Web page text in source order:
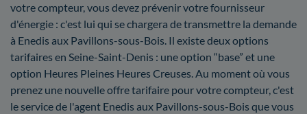
votre compteur, vous devez prévenir votre fournisseur
d'énergie : c'est lui qui se chargera de transmettre la demande
à Enedis aux Pavillons-sous-Bois. Il existe deux options
tarifaires en Seine-Saint-Denis : une option “base” et une
option Heures Pleines Heures Creuses. Au moment où vous
prenez une nouvelle offre tarifaire pour votre compteur, c'est
le service de l'agent Enedis aux Pavillons-sous-Bois que vous